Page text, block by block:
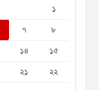
১
৭
৮
১৪
১৫
২১
২২